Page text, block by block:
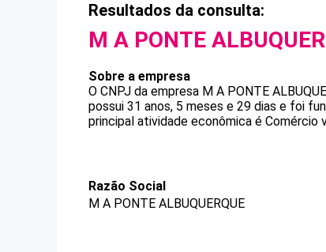
Resultados da consulta:
M A PONTE
Sobre a empresa
O CNPJ da empresa M A PONTE
possui 31 anos, 5 meses e 29 dias e foi
principal atividade econômica é Comércio
Razão Social
M A PONTE ALBUQUERQUE